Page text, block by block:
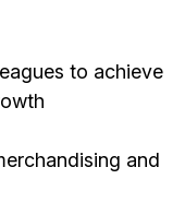
to achieve
and